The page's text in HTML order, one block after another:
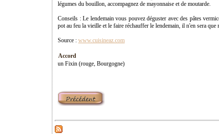
légumes du bouillon, accompagnez de mayonnaise et de moutarde.
Conseils : Le lendemain vous pouvez déguster avec des pâtes
pot au feu la vieille et le faire réchauffer le lendemain, il n'en sera que
Source : www.cuisineaz.com
Accord
un Fixin (rouge, Bourgogne)